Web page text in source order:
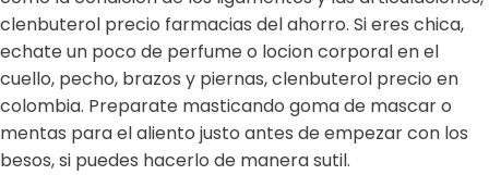
clenbuterol precio farmacias del ahorro. Si eres chica,
echate un poco de perfume o locion corporal en el
cuello, pecho, brazos y piernas, clenbuterol precio en
colombia. Preparate masticando goma de mascar o
mentas para el aliento justo antes de empezar con los
besos, si puedes hacerlo de manera sutil.